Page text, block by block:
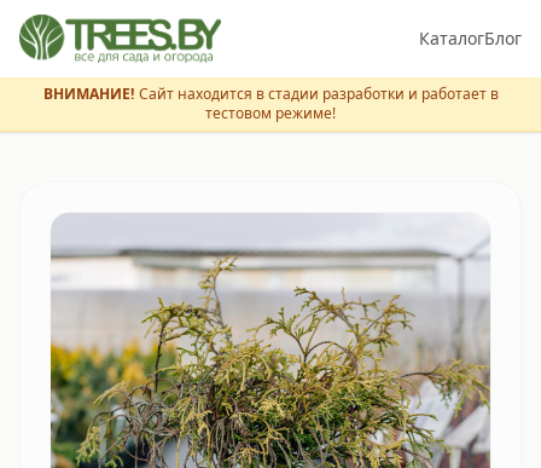
КаталогБлог
ВНИМАНИЕ! Сайт находится в стадии разработки и работает в
тестовом режиме!